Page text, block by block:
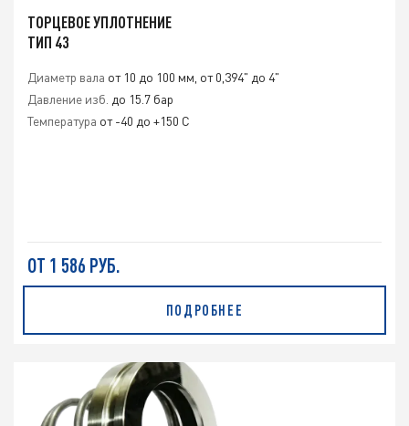
ТОРЦЕВОЕ УПЛОТНЕНИЕ
ТИП 43
Диаметр вала от 10 до 100 мм, от 0,394" до 4"
Давление изб. до 15.7 бар
Температура от -40 до +150 С
ОТ 1 586 РУБ.
ПОДРОБНЕЕ